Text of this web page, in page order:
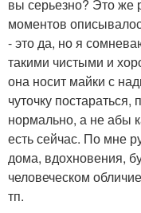
вы серьезно? Это же
моментов
- это да, но я
такими чистыми и
она носит майки с
чуточку постараться,
нормально, а не абы
есть сейчас. По мне
дома, вдохновения,
человеческом
тп.